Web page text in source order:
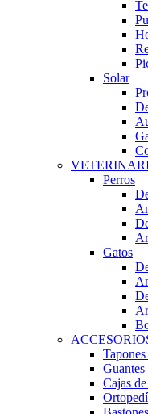
Solar
Perros
Gatos
Guantes
Cajas